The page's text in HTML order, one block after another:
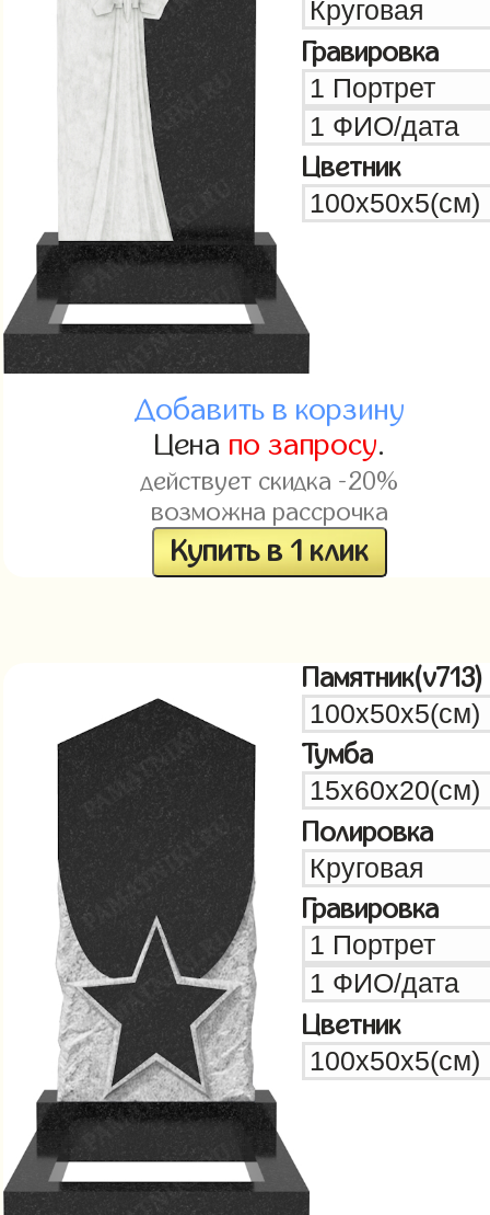
Гравировка
Цветник
Добавить в корзину
Цена по запросу.
действует скидка -20%
возможна рассрочка
Купить в 1 клик
Памятник(v713)
Тумба
Полировка
Гравировка
Цветник